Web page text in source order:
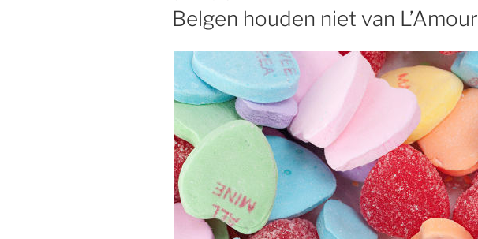
OP
Belgen houden niet van L’Amour